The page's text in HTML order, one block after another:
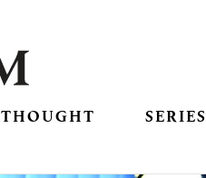
THOUGHT SERIES